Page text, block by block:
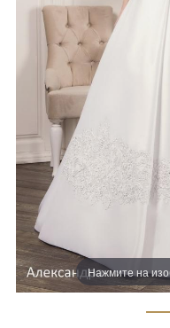
Нажмите на